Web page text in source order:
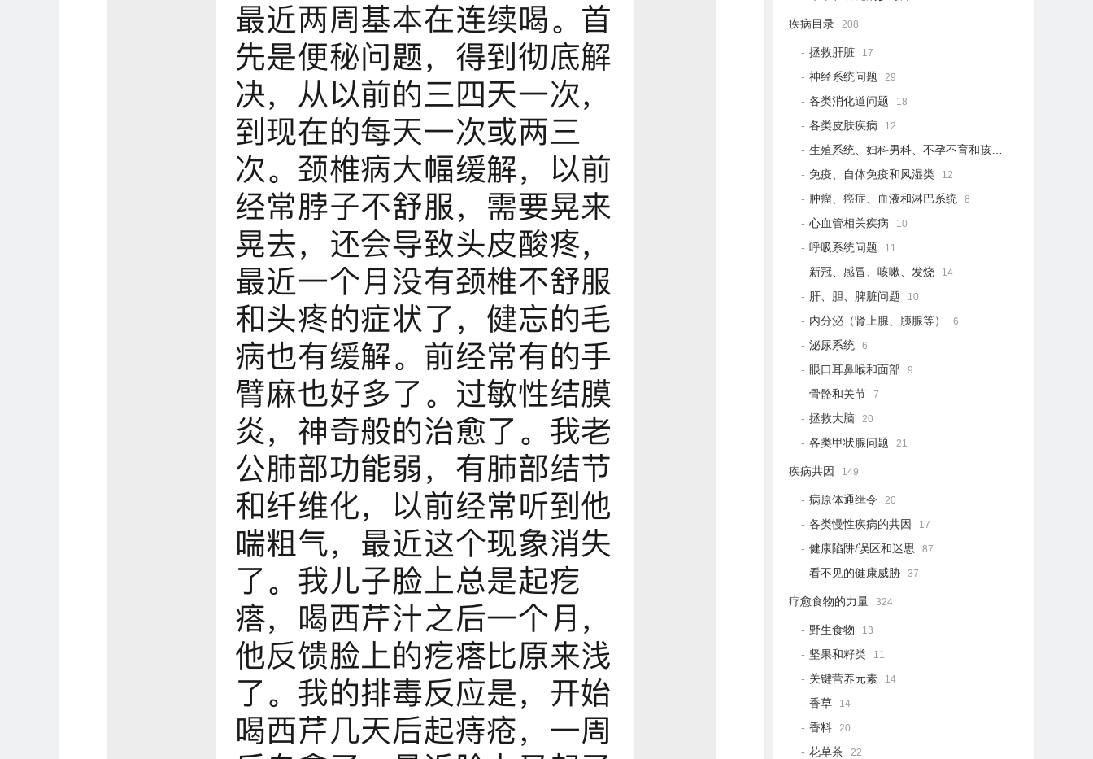
疾病目录 208
拯救肝脏 17
神经系统问题 29
各类消化道问题 18
各类皮肤疾病 12
生殖系统、妇科男科、不孕不育和孩子健康
免疫、自体免疫和风湿类 12
肿瘤、癌症、血液和淋巴系统 8
心血管相关疾病 10
呼吸系统问题 11
新冠、感冒、咳嗽、发烧 14
肝、胆、脾脏问题 10
内分泌（肾上腺、胰腺等） 6
泌尿系统 6
眼口耳鼻喉和面部 9
骨骼和关节 7
拯救大脑 20
各类甲状腺问题 21
疾病共因 149
病原体通缉令 20
各类慢性疾病的共因 17
健康陷阱/误区和迷思 87
看不见的健康威胁 37
疗愈食物的力量 324
野生食物 13
坚果和籽类 11
关键营养元素 14
香草 14
香料 20
花草茶 22